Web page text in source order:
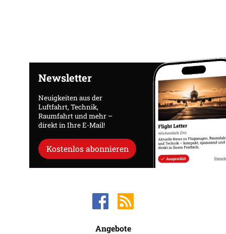
Newsletter
Neuigkeiten aus der
Luftfahrt, Technik,
Raumfahrt und mehr –
direkt in Ihre E-Mail!
Kostenlos abonnieren
Angebote